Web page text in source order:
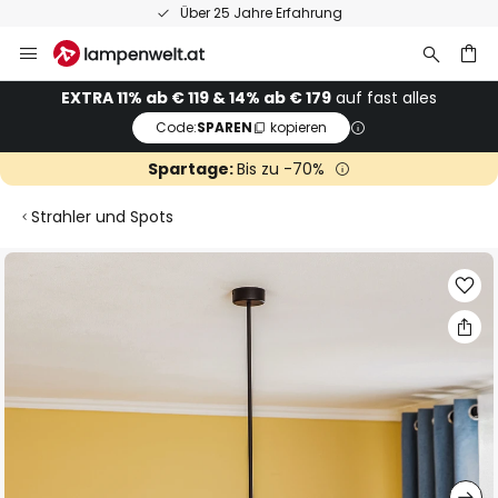
Über 25 Jahre Erfahrung
Inhalt
springenEXTRA 11% ab € 119 & 14% ab € 179 auf fast alles
Code:SPAREN kopieren
Spartage:Bis zu -70%
Strahler und Spots
Zum